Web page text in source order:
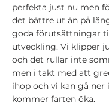
perfekta just nu men
det bättre ut än på
goda förutsättningar
utveckling. Vi klipper
och det rullar inte
men i takt med att
ihop och vi kan gå ner
kommer farten öka.